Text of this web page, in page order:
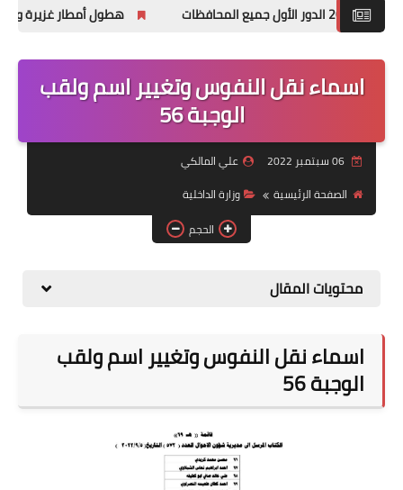
اخبار وزارة التربية والتعليم
اخبار وزارة العمل وهيئة
قسم التطبيقات
قطع الاراضي
هطول أمطار غزيرة وانخفاضاً في درجات
اسماء نقل النفوس وتغيير اسم ولقب
الوجبة 56
06 سبتمبر 2022
علي المالكي
الصفحة الرئيسية
وزارة الداخلية
الحجم
محتويات المقال
اسماء نقل النفوس وتغيير اسم ولقب
الوجبة 56